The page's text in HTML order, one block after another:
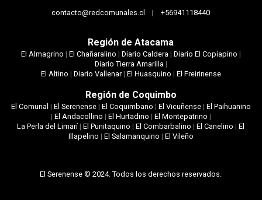
contacto@redcomunales.cl | +56941118440
Región de Atacama
El Almagrino | El Chañaralino | Diario Caldera| Diario El Copiapino |
Diario Tierra Amarilla|
El Altino | Diario Vallenar| El Huasquino | El Freirinense
Región de Coquimbo
El Comunal | El Serenense| El Coquimbano | El Vicuñense| El Paihuanino
| El Andacollino | El Hurtadino | El Montepatrino |
La Perla del Limarí|El Punitaquino |El Combarbalino |El Canelino |El
Illapelino | El Salamanquino | El Vileño
El Serenense © 2024. Todos los derechos reservados.